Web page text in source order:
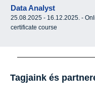
Data Analyst
25.08.2025 - 16.12.2025. -
certificate course
Tagjaink és